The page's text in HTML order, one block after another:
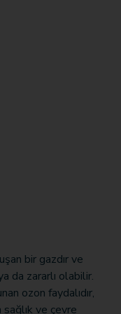
bir gazdır ve
da zararlı olabilir.
ozon faydalıdır,
ve çevre